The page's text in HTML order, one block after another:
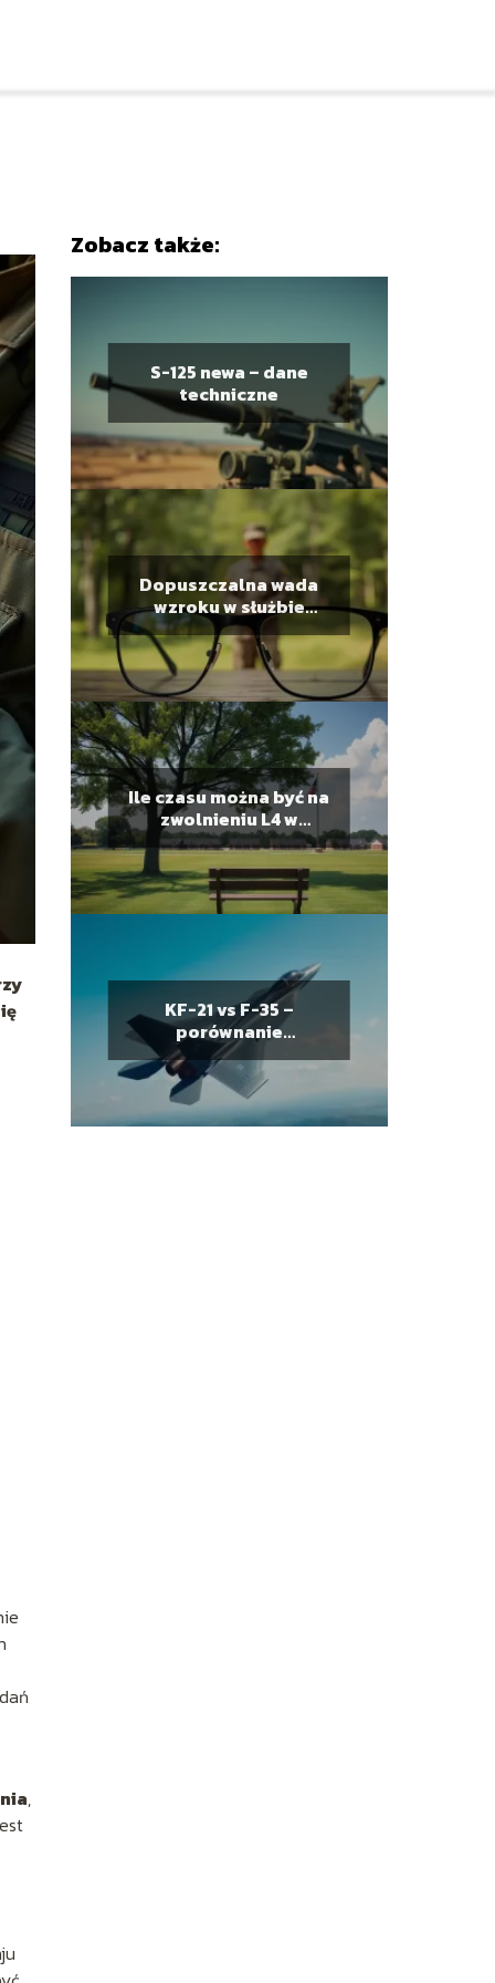
,
Zobacz także:
S-125 newa – dane
techniczne
Dopuszczalna wada
wzroku w służbie
wojskowej
Ile czasu można być na
zwolnieniu L4 w
wojsku?
KF-21 vs F-35 –
porównanie
możliwości i osiągów